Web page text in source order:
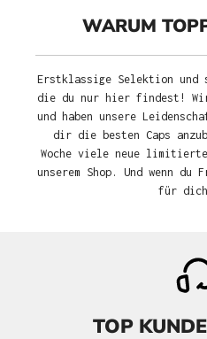
WARUM
Erstklassige Selektion und
die du nur hier findest! Wir
und haben unsere
dir die besten Caps
Woche viele neue
unserem Shop. Und wenn
für
TOP